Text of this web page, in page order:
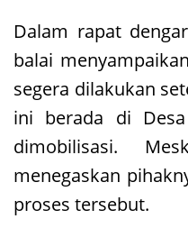
Dalam rapat
balai
segera dilakukan
ini berada di
dimobilisasi.
menegaskan
proses tersebut.